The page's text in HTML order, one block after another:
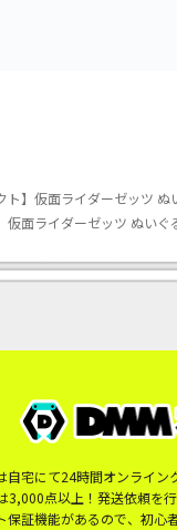
ト】仮面ライダーゼッツ ぬ
仮面ライダーゼッツ ぬいぐ
自宅にて24時間オンライ
3,000点以上！発送依頼を
保証機能があるので、初心